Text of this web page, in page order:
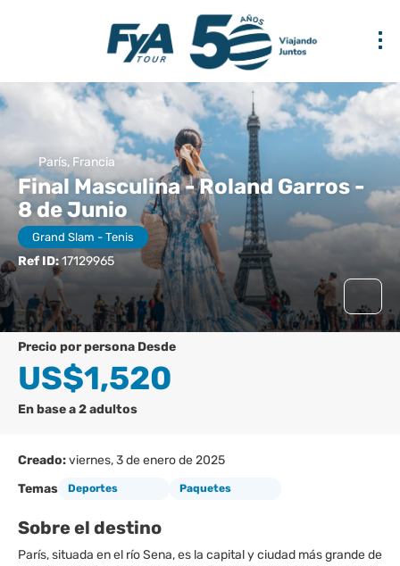
París, Francia
Final Masculina - Roland Garros -
8 de Junio
Grand Slam - Tenis
Ref ID:17129965
precio por persona Desde
US$1,520
En base a 2 adultos
Creado:viernes, 3 de enero de 2025
Temas
Deportes Paquetes
Sobre el destino
París, situada en el río Sena, es la capital y ciudad más grande de